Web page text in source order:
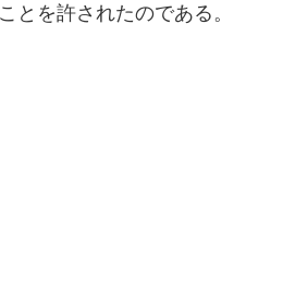
とを許されたのである。